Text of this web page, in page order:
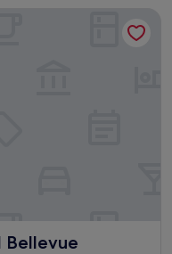
Bellevue